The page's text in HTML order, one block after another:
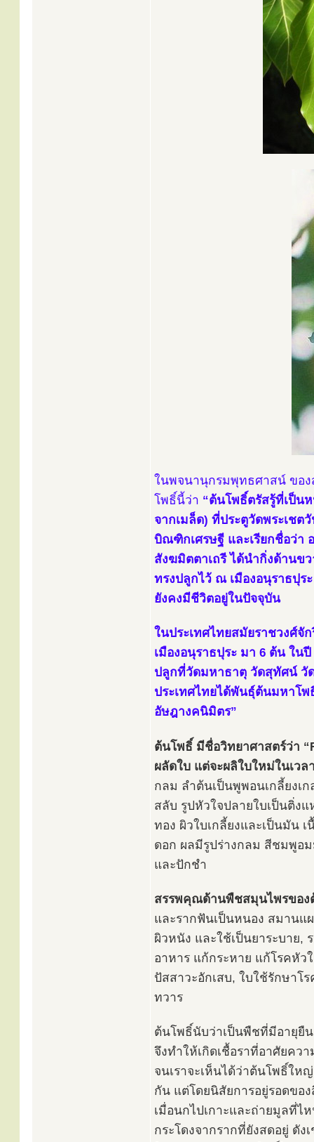
ในพจนานุกรมพุทธศาสน์ ของ
โพธิ์นี้ว่า “ต้นโพธิ์ตรัสรู้ที่เป็น
จากเมล็ด) ที่ประตูวัดพระเชต
บิณฑิกเศรษฐี และเรียกชื่อว่า
สังฆมิตตาเถรี ได้นำกิ่งด้านข
ทรงปลูกไว้ ณ เมืองอนุราธปุร
ยังคงมีชีวิตอยู่ในปัจจุบัน
ในประเทศไทยสมัยราชวงศ์
เมืองอนุราธปุระ มา 6 ต้น ใน
ปลูกที่วัดมหาธาตุ วัดสุทัศน์ วั
ประเทศไทยได้พันธุ์ต้นมหาโ
อัษฎางคนิมิตร”
ต้นโพธิ์ มีชื่อวิทยาศาสตร์ว่า
ผลัดใบ แต่จะผลิใบใหม่ในเวล
กลม ลำต้นเป็นพูพอนเกลี้ยงเก
สลับ รูปหัวใจปลายใบเป็นติ่ง
ทอง ผิวใบเกลี้ยงและเป็นมัน
ดอก ผลมีรูปร่างกลม สีชมพูอ
และปักชำ
สรรพคุณด้านพืชสมุนไพรขอ
และรากฟันเป็นหนอง สมานแ
ผิวหนัง และใช้เป็นยาระบาย,
อาหาร แก้กระหาย แก้โรคหัว
ปัสสาวะอักเสบ, ใบใช้รักษาโ
ทวาร
ต้นโพธิ์นับว่าเป็นพืชที่มีอายุยื
จึงทำให้เกิดเชื้อราที่อาศัยคว
จนเราจะเห็นได้ว่าต้นโพธิ์ให
กัน แต่โดยนิสัยการอยู่รอดขอ
เมื่อนกไปเกาะและถ่ายมูลที่ไ
กระโดงจากรากที่ยังสดอยู่ ดั